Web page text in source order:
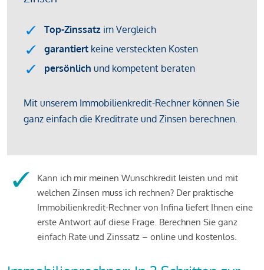
Kann ich mir meinen Wunschkredit leisten und mit
welchen Zinsen muss ich rechnen? Der praktische
Immobilienkredit-Rechner von Infina liefert Ihnen eine
erste Antwort auf diese Frage. Berechnen Sie ganz
einfach Rate und Zinssatz – online und kostenlos.